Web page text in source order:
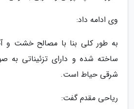
وی ادامه داد:
به طور کلی بنا با مصالح خشت و
ساخته شده و دارای تزئیناتی
شرقی حیاط است.
ریاحی مقدم گفت: